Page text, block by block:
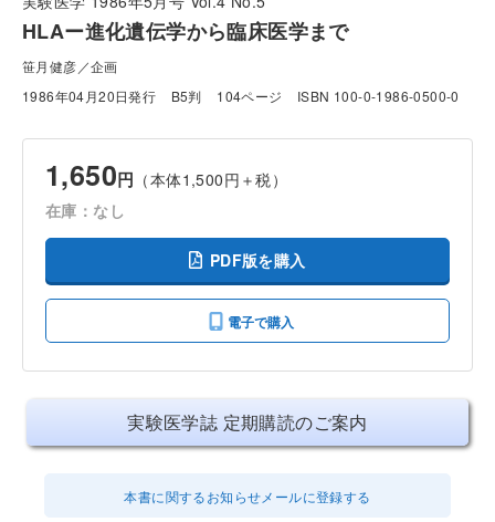
HLAー進化遺伝学から臨床医学まで
笹月健彦／企画
1986年04月20日発行
B5判 104ページ ISBN 100-0-1986-0500-0
1,650円 （本体1,500円＋税）
在庫：なし
PDF版を購入
電子で購入
実験医学誌 定期購読のご案内
本書に関するお知らせメールに登録する